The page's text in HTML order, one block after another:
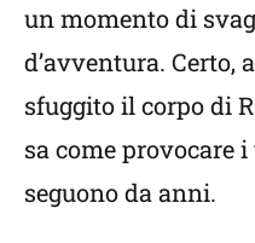
un momento di
d’avventura. Certo,
sfuggito il corpo di
sa come provocare
seguono da anni.